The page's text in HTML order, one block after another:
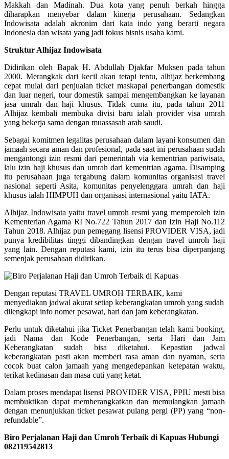
Makkah dan Madinah. Dua kota yang penuh berkah hingga
diharapkan menyebar dalam kinerja perusahaan. Sedangkan
Indowisata adalah akronim dari kata indo yang berarti negara
Indonesia dan wisata yang jadi fokus bisnis usaha kami.
Struktur Alhijaz Indowisata
Didirikan oleh Bapak H. Abdullah Djakfar Muksen pada tahun
2000. Merangkak dari kecil akan tetapi tentu, alhijaz berkembang
cepat mulai dari penjualan ticket maskapai penerbangan domestik
dan luar negeri, tour domestik sampai mengembangkan ke layanan
jasa umrah dan haji khusus. Tidak cuma itu, pada tahun 2011
Alhijaz kembali membuka divisi baru ialah provider visa umrah
yang bekerja sama dengan muassasah arab saudi.
Sebagai komitmen legalitas perusahaan dalam layani konsumen dan
jamaah secara aman dan profesional, pada saat ini perusahaan sudah
mengantongi izin resmi dari pemerintah via kementrian pariwisata,
lalu izin haji khusus dan umrah dari kementrian agama. Disamping
itu perusahaan juga tergabung dalam komunitas organisasi travel
nasional seperti Asita, komunitas penyelenggara umrah dan haji
khusus ialah HIMPUH dan organisasi internasional yaitu IATA.
Alhijaz Indowisata yaitu travel umroh resmi yang memperoleh izin
Kementerian Agama RI No.722 Tahun 2017 dan Izin Haji No.112
Tahun 2018. Alhijaz pun pemegang lisensi PROVIDER VISA, jadi
punya kredibilitas tinggi dibandingkan dengan travel umroh haji
yang lain. Dengan reputasi kami, izin itu terus bisa diperpanjang
semenjak perusahaan didirikan.
Dengan reputasi TRAVEL UMROH TERBAIK, kami
menyediakan jadwal akurat setiap keberangkatan umroh yang sudah
dilengkapi info nomer pesawat, hari dan jam keberangkatan.
Perlu untuk diketahui jika Ticket Penerbangan telah kami booking,
jadi Nama dan Kode Penerbangan, serta Hari dan Jam
Keberangkatan sudah bisa diketahui. Kepastian jadwal
keberangkatan pasti akan memberi rasa aman dan nyaman, serta
cocok buat calon jamaah yang mengedepankan ketepatan waktu,
terikat kedinasan dan masa cuti yang ketat.
Dalam proses mendapat lisensi PROVIDER VISA, PPIU mesti bisa
membuktikan dapat memberangkatkan dan memulangkan jamaah
dengan menunjukkan ticket pesawat pulang pergi (PP) yang “non-
refundable”.
Biro Perjalanan Haji dan Umroh Terbaik di Kapuas Hubungi
082119542813